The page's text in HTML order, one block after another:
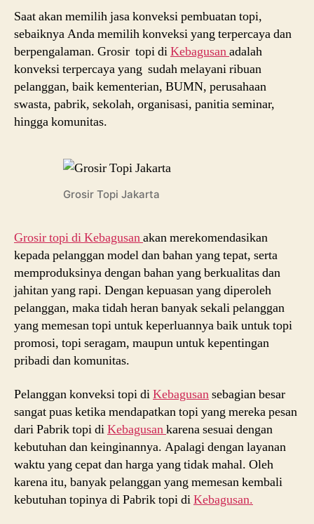
2251
Saat akan memilih jasa konveksi pembuatan topi,
sebaiknya Anda memilih konveksi yang terpercaya dan
berpengalaman. Grosir topi diKebagusanadalah
konveksi terpercaya yang sudah melayani ribuan
pelanggan, baik kementerian, BUMN, perusahaan
swasta, pabrik, sekolah, organisasi, panitia seminar,
hingga komunitas.
Grosir Topi Jakarta
Grosir topi di Kebagusanakan merekomendasikan
kepada pelanggan model dan bahan yang tepat, serta
memproduksinya dengan bahan yang berkualitas dan
jahitan yang rapi. Dengan kepuasan yang diperoleh
pelanggan, maka tidah heran banyak sekali pelanggan
yang memesan topi untuk keperluannya baik untuk topi
promosi, topi seragam, maupun untuk kepentingan
pribadi dan komunitas.
Pelanggan konveksi topi diKebagusansebagian besar
sangat puas ketika mendapatkan topi yang mereka pesan
dari Pabrik topi diKebagusankarena sesuai dengan
kebutuhan dan keinginannya. Apalagi dengan layanan
waktu yang cepat dan harga yang tidak mahal. Oleh
karena itu, banyak pelanggan yang memesan kembali
kebutuhan topinya di Pabrik topi diKebagusan.